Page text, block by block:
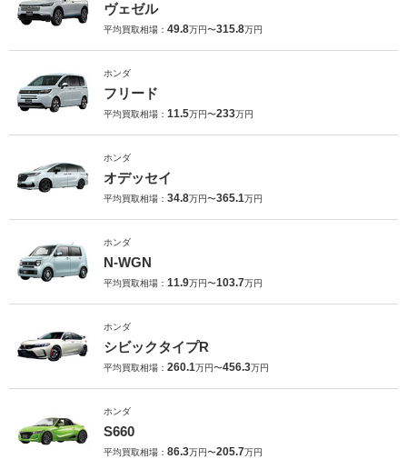
ヴェゼル
平均買取相場： 49.8万円〜315.8万円
ホンダ
フリード
平均買取相場： 11.5万円〜233万円
ホンダ
オデッセイ
平均買取相場： 34.8万円〜365.1万円
ホンダ
N-WGN
平均買取相場： 11.9万円〜103.7万円
ホンダ
シビックタイプR
平均買取相場： 260.1万円〜456.3万円
ホンダ
S660
平均買取相場： 86.3万円〜205.7万円